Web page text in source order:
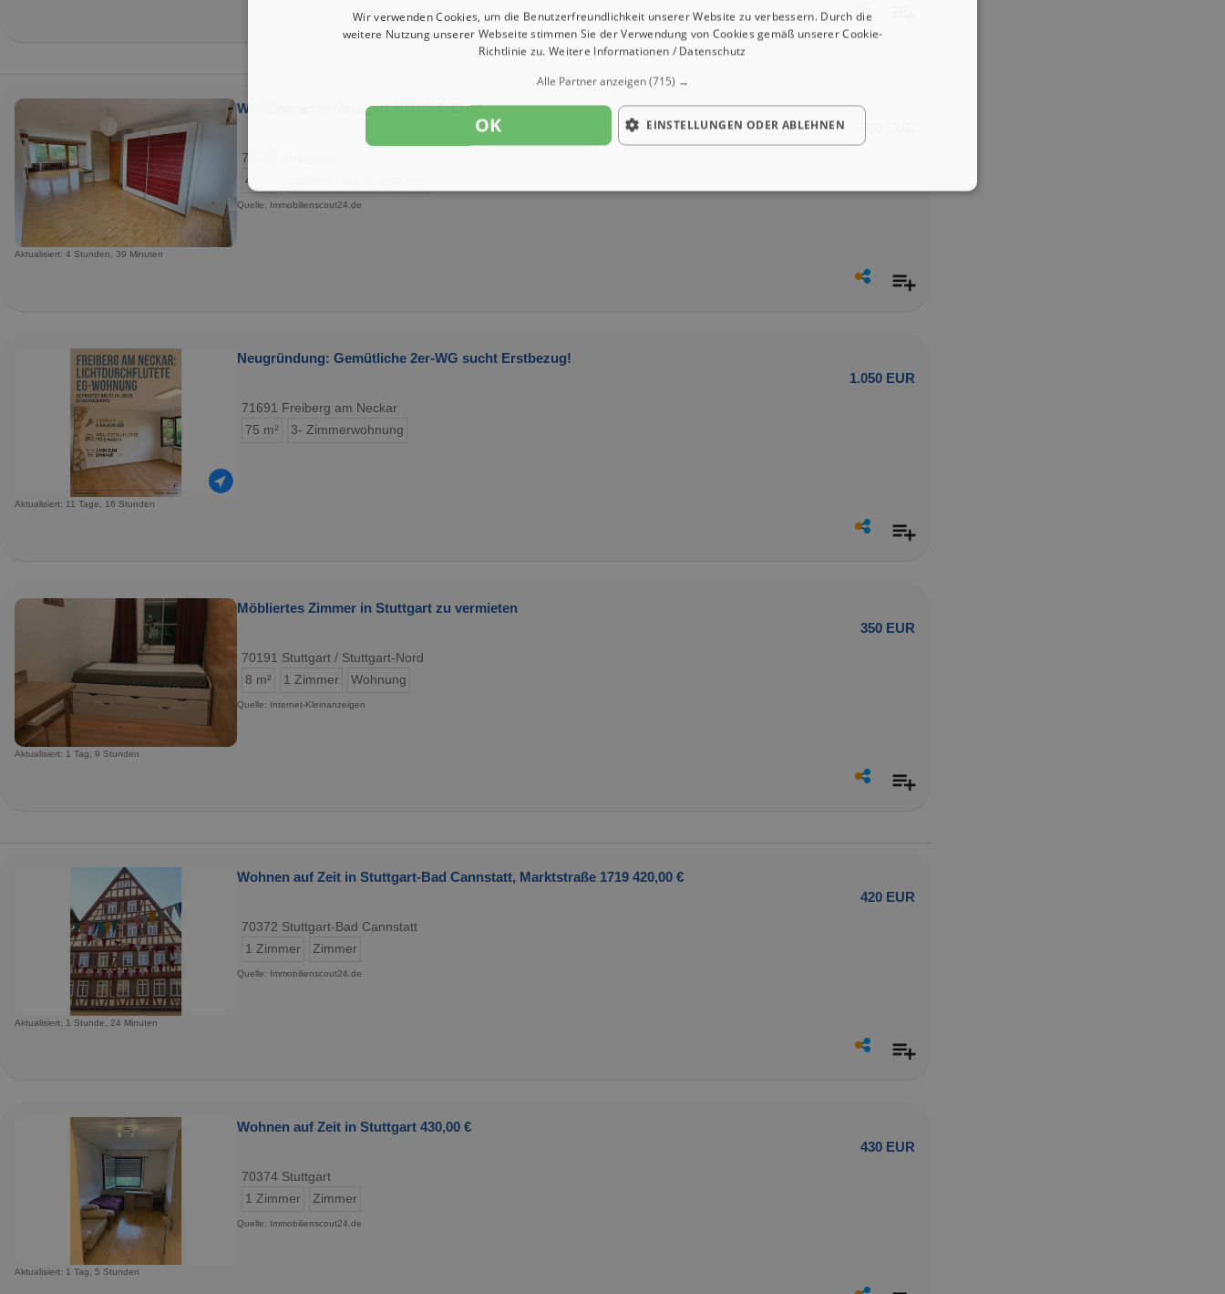
WG-Zimmer in Stuttgart 500,00 € 40 m²
70439 Stuttgart
40 m²
Quelle: Immobilienscout24.de
Aktualisiert: 4 Stunden, 39 Minuten
Neugründung: Gemütliche 2er-WG sucht Erstbezug!
1.050 EUR
71691 Freiberg am Neckar
75 m²
3- Zimmerwohnung
Aktualisiert: 11 Tage, 16 Stunden
Möbliertes Zimmer in Stuttgart zu vermieten
350 EUR
70191 Stuttgart / Stuttgart-Nord
8 m²
1 Zimmer Wohnung
Quelle: Internet-Kleinanzeigen
Aktualisiert: 1 Tag, 9 Stunden
Wohnen auf Zeit in Stuttgart-Bad Cannstatt, Marktstraße 1719 420,00 €
420 EUR
70372 Stuttgart-Bad Cannstatt
1 Zimmer
Zimmer
Quelle: Immobilienscout24.de
Aktualisiert: 1 Stunde, 24 Minuten
Wohnen auf Zeit in Stuttgart 430,00 €
430 EUR
70374 Stuttgart
1 Zimmer
Zimmer
Quelle: Immobilienscout24.de
Aktualisiert: 1 Tag, 5 Stunden
Wir verwenden Cookies, um die Benutzerfreundlichkeit unserer Website zu verbessern. Durch die
weitere Nutzung unserer Webseite stimmen Sie der Verwendung von Cookies gemäß unserer Cookie-
Richtlinie zu. Weitere Informationen / Datenschutz
Alle Partner anzeigen(715) →
OK EINSTELLUNGEN ODER ABLEHNEN